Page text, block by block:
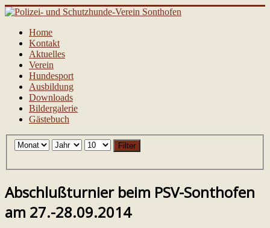
Home
Kontakt
Aktuelles
Verein
Hundesport
Ausbildung
Downloads
Bildergalerie
Gästebuch
Filter
Abschlußturnier beim PSV-Sonthofen
am 27.-28.09.2014